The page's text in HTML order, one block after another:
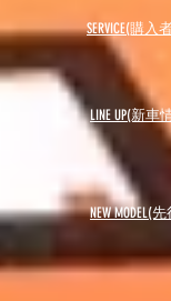
SERVICE(購
LINE UP(新車
NEW MODEL(先